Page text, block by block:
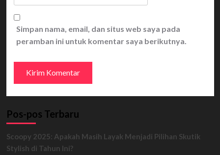
Simpan nama, email, dan situs web saya pada
peramban ini untuk komentar saya berikutnya.
Pos-pos Terbaru
Scoopy 2025: Apakah Masih Layak Menjadi Pilihan Skutik
Stylish di Tahun Ini?